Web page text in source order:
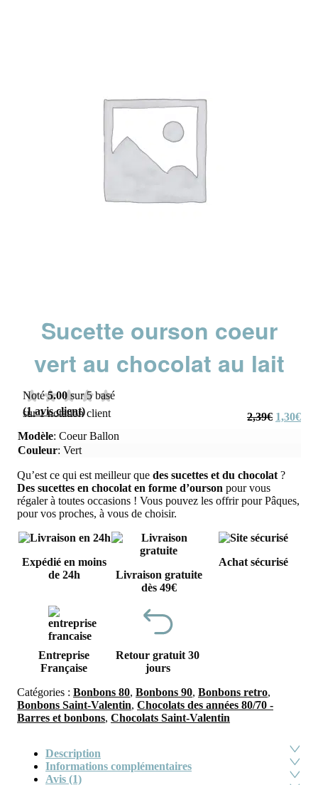
Sucette ourson coeur
vert au chocolat au lait
Noté5.00 sur 5 basé
sur1notation client
(1avis client) 2,39€ Le
1,30€Le
Qu’est ce qui est meilleur que des sucettes et du chocolat ?
Des sucettes en chocolat en forme d’ourson pour vous
régaler à toutes occasions ! Vous pouvez les offrir pour Pâques,
pour vos proches, à vous de choisir.
Modèle: Coeur Ballon
Couleur: Vert
Expédié en moins
de 24h
Livraison gratuite
dès 49€
Achat sécurisé
Entreprise
Française
Retour gratuit 30
jours
Catégories : Bonbons 80, Bonbons 90, Bonbons retro,
Bonbons Saint-Valentin, Chocolats des années 80/70 -
Barres et bonbons, Chocolats Saint-Valentin
Description
Informations complémentaires
Avis (1)